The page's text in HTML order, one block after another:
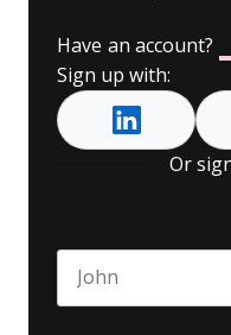
Have an account?
Sign up with:
Or